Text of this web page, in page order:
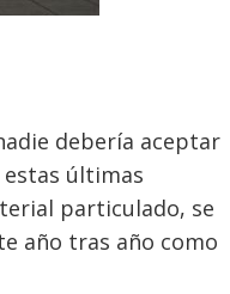
debería aceptar
últimas
particulado, se
año tras año como